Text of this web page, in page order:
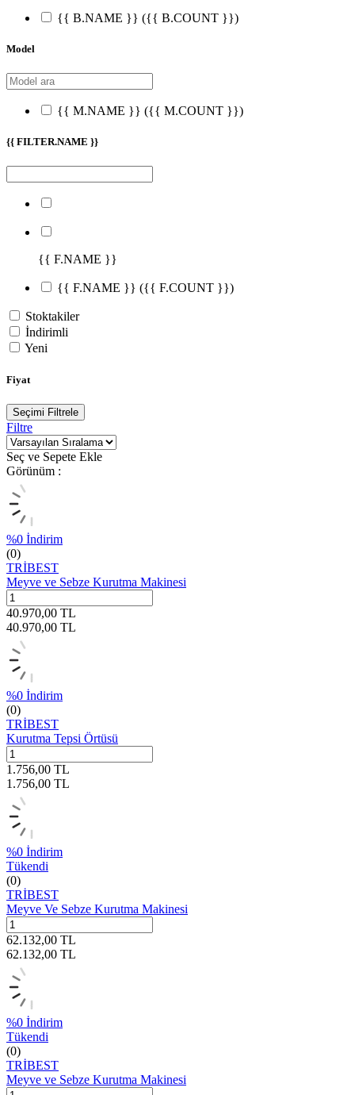
{{ B.NAME }} ({{ B.COUNT }})
Model
{{ M.NAME }} ({{ M.COUNT }})
{{ FILTER.NAME }}
{{ F.NAME }}
{{ F.NAME }} ({{ F.COUNT }})
Stoktakiler
İndirimli
Yeni
Fiyat
Seçimi Filtrele
Filtre
Seç ve Sepete Ekle
Görünüm :
%0 İndirim
(0)
TRİBEST
Meyve ve Sebze Kurutma Makinesi
40.970,00 TL
40.970,00 TL
%0 İndirim
(0)
TRİBEST
Kurutma Tepsi Örtüsü
1.756,00 TL
1.756,00 TL
%0 İndirim
Tükendi
(0)
TRİBEST
Meyve Ve Sebze Kurutma Makinesi
62.132,00 TL
62.132,00 TL
%0 İndirim
Tükendi
(0)
TRİBEST
Meyve ve Sebze Kurutma Makinesi